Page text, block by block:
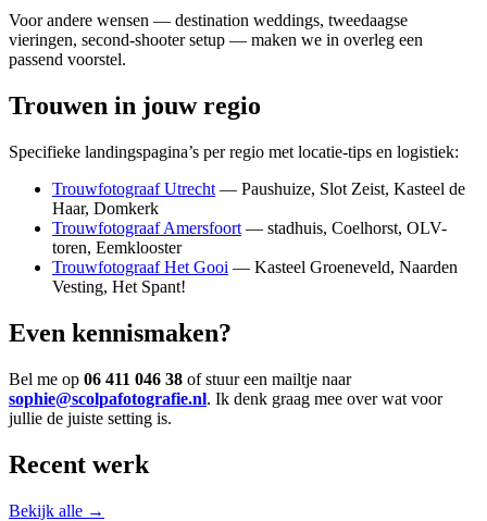
Voor andere wensen — destination weddings, tweedaagse
vieringen, second-shooter setup — maken we in overleg een
passend voorstel.
Trouwen in jouw regio
Specifieke landingspagina’s per regio met locatie-tips en logistiek:
Trouwfotograaf Utrecht — Paushuize, Slot Zeist, Kasteel de
Haar, Domkerk
Trouwfotograaf Amersfoort — stadhuis, Coelhorst, OLV-
toren, Eemklooster
Trouwfotograaf Het Gooi — Kasteel Groeneveld, Naarden
Vesting, Het Spant!
Even kennismaken?
Bel me op 06 411 046 38 of stuur een mailtje naar
sophie@scolpafotografie.nl. Ik denk graag mee over wat voor
jullie de juiste setting is.
Recent werk
Bekijk alle →